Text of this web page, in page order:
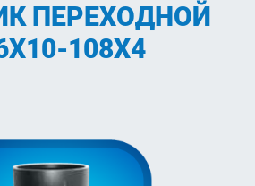
ПЕРЕХОДНОЙ
108Х4